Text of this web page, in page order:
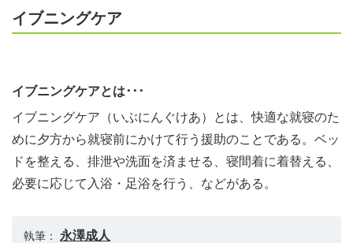
イブニングケア
イブニングケアとは･･･
イブニングケア（いぶにんぐけあ）とは、快適な就寝のた
めに夕方から就寝前にかけて行う援助のことである。ベッ
ドを整える、排泄や洗面を済ませる、寝間着に着替える、
必要に応じて入浴・足浴を行う、などがある。
執筆： 永澤成人